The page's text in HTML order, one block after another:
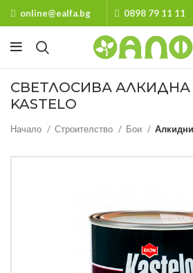
online@ealfa.bg 0898 79 11 11
СВЕТЛОСИВА АЛКИДНА
KASTELO
Начало Строителство Бои